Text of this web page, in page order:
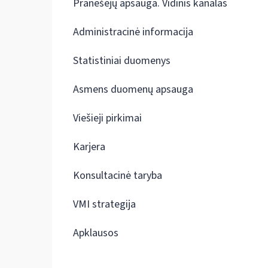
Pranešėjų apsauga. Vidinis kanalas
Administracinė informacija
Statistiniai duomenys
Asmens duomenų apsauga
Viešieji pirkimai
Karjera
Konsultacinė taryba
VMI strategija
Apklausos